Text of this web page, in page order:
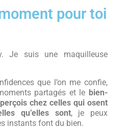
pour toi
Je suis une maquilleuse
que l’on me confie,
partagés et le bien-
chez celles qui osent
qu’elles sont, je peux
instants font du bien.